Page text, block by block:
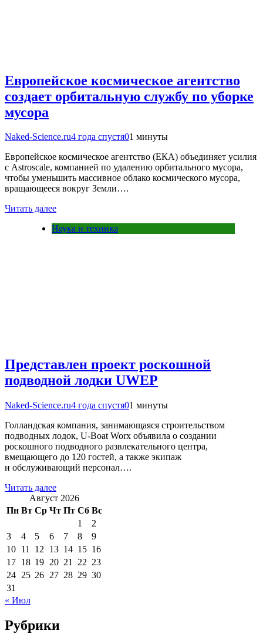
Европейское космическое агентство
создает орбитальную службу по уборке
мусора
Naked-Science.ru4 года спустя01 минуты
Европейское космическое агентство (ЕКА) объединяет усилия
с Astroscale, компанией по удалению орбитального мусора,
чтобы уменьшить массивное облако космического мусора,
вращающееся вокруг Земли….
Читать далее
Наука и техника
Представлен проект роскошной
подводной лодки UWEP
Naked-Science.ru4 года спустя01 минуты
Голландская компания, занимающаяся строительством
подводных лодок, U-Boat Worx объявила о создании
роскошного подводного развлекательного центра,
вмещающего до 120 гостей, а также экипаж
и обслуживающий персонал….
Читать далее
Август 2026
Пн Вт Ср Чт Пт Сб Вс
1
2
3
4 5 6 7 8
9
10 11 12 13 14 15 16
17 18 19 20 21 22 23
24 25 26 27 28 29 30
31
« Июл
Рубрики